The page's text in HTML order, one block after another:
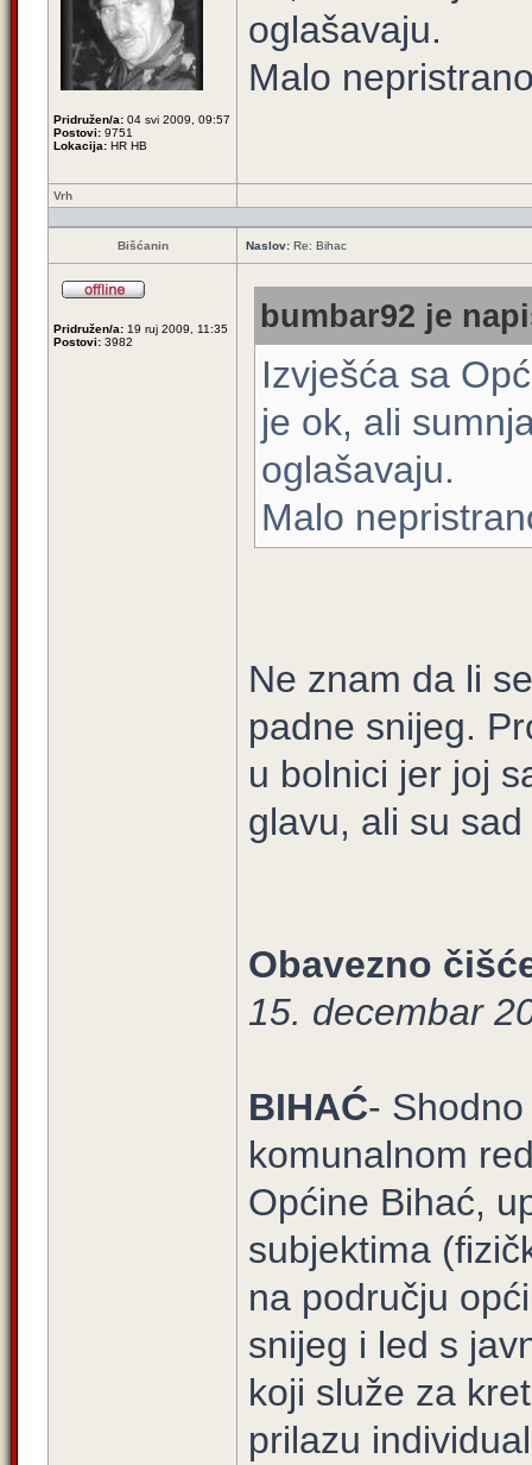
Pridružen/a: 04 svi 2009, 09:57
Postovi: 9751
Lokacija: HR HB
oglašavaju.
Malo
Vrh
Bišćanin Naslov: Re: Bihac
Pridružen/a: 19 ruj 2009, 11:35
Postovi: 3982
bumbar92 je
Izvješća sa
je ok, ali
oglašavaju.
Malo
Ne znam da li
padne snijeg.
u bolnici jer joj
glavu, ali su
Obavezno
15. decembar
BIHAĆ-
komunalnom
Općine Bihać,
subjektima
na području
snijeg i led s
koji služe za
prilazu